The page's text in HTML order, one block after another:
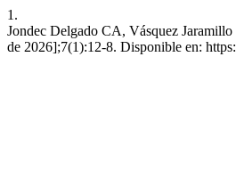
1.
Jondec Delgado CA, Vásquez
de 2026];7(1):12-8. Disponible en: